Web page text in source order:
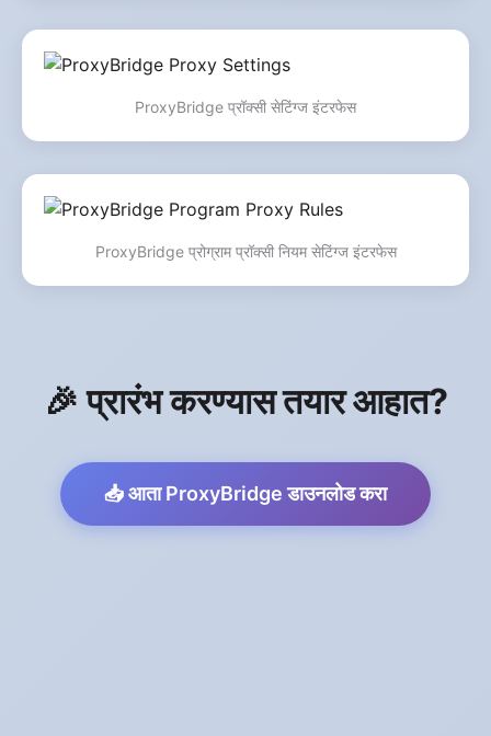
ProxyBridge प्रॉक्सी सेटिंग्ज इंटरफेस
ProxyBridge प्रोग्राम प्रॉक्सी नियम सेटिंग्ज इंटरफेस
🎉 प्रारंभ करण्यास तयार आहात?
📥 आता ProxyBridge डाउनलोड करा